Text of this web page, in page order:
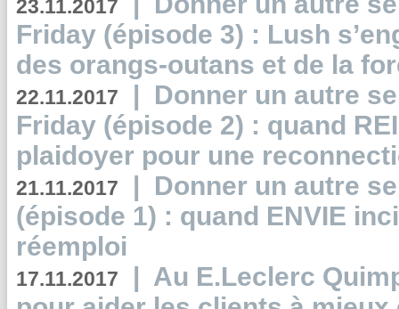
23.11.2017
Friday (épisode 3) : Lush
des orangs-outans et de la
22.11.2017 | Donner un autre
Friday (épisode 2) : quand
plaidoyer pour une
21.11.2017 | Donner un autre
(épisode 1) : quand ENVIE
réemploi
17.11.2017 | Au E.Leclerc